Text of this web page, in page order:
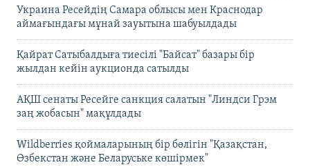
Украина Ресейдің Самара облысы мен Краснодар
аймағындағы мұнай зауытына шабуылдады
Қайрат Сатыбалдыға тиесілі "Байсат" базары бір
жылдан кейін аукционда сатылды
АҚШ сенаты Ресейге санкция салатын "Линдси Грэм
заң жобасын" мақұлдады
Wildberries қоймаларының бір бөлігін "Қазақстан,
Өзбекстан және Беларуське көшірмек"